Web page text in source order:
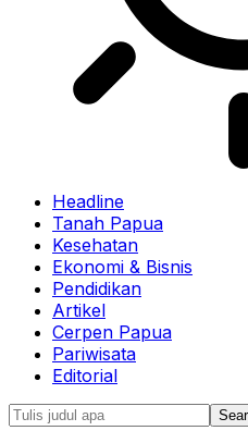
Headline
Tanah Papua
Kesehatan
Ekonomi & Bisnis
Pendidikan
Artikel
Cerpen Papua
Pariwisata
Editorial